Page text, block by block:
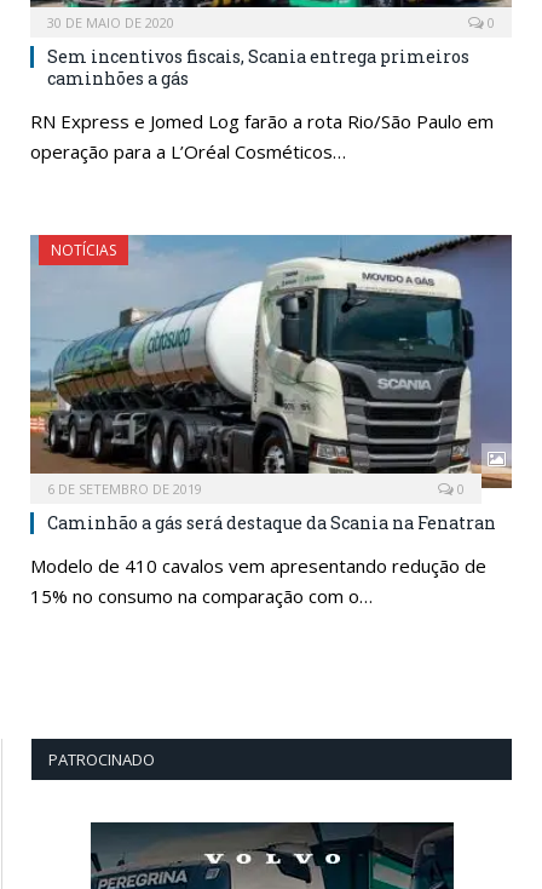
30 DE MAIO DE 2020 0
Sem incentivos fiscais, Scania entrega primeiros
caminhões a gás
RN Express e Jomed Log farão a rota Rio/São Paulo em
operação para a L’Oréal Cosméticos…
NOTÍCIAS
6 DE SETEMBRO DE 2019 0
Caminhão a gás será destaque da Scania na Fenatran
Modelo de 410 cavalos vem apresentando redução de
15% no consumo na comparação com o…
PATROCINADO